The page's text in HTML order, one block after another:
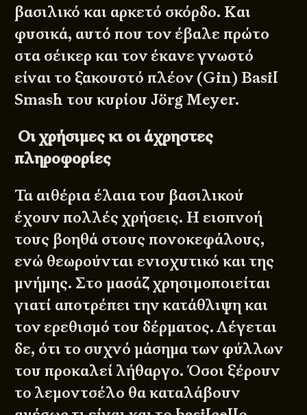
βασιλικό και αρκετό σκόρδο. Και
φυσικά, αυτό που τον έβαλε πρώτο
στα σέικερ και τον έκανε γνωστό
είναι το ξακουστό πλέον (Gin) Basil
Smash του κυρίου Jörg Meyer.
Οι χρήσιμες κι οι άχρηστες
πληροφορίες
Τα αιθέρια έλαια του βασιλικού
έχουν πολλές χρήσεις. Η εισπνοή
τους βοηθά στους πονοκεφάλους,
ενώ θεωρούνται ενισχυτικό και της
μνήμης. Στο μασάζ χρησιμοποιείται
γιατί αποτρέπει την κατάθλιψη και
τον ερεθισμό του δέρματος. Λέγεται
δε, ότι το συχνό μάσημα των φύλλων
του προκαλεί λήθαργο. Όσοι ξέρουν
το λεμοντσέλο θα καταλάβουν